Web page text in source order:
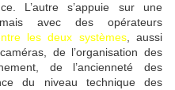
L’autre s’appuie sur une
avec des opérateurs
les deux systèmes, aussi
de l’organisation des
de l’ancienneté des
du niveau technique des